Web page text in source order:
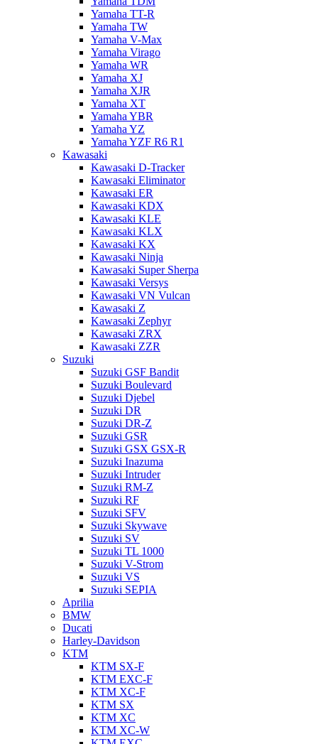
Yamaha TT-R
Yamaha TW
Yamaha V-Max
Yamaha Virago
Yamaha WR
Yamaha XJ
Yamaha XJR
Yamaha XT
Yamaha YBR
Yamaha YZ
Yamaha YZF R6 R1
Kawasaki
Kawasaki D-Tracker
Kawasaki Eliminator
Kawasaki ER
Kawasaki KDX
Kawasaki KLE
Kawasaki KLX
Kawasaki KX
Kawasaki Ninja
Kawasaki Super Sherpa
Kawasaki Versys
Kawasaki VN Vulcan
Kawasaki Z
Kawasaki Zephyr
Kawasaki ZRX
Kawasaki ZZR
Suzuki
Suzuki GSF Bandit
Suzuki Boulevard
Suzuki Djebel
Suzuki DR
Suzuki DR-Z
Suzuki GSR
Suzuki GSX GSX-R
Suzuki Inazuma
Suzuki Intruder
Suzuki RM-Z
Suzuki RF
Suzuki SFV
Suzuki Skywave
Suzuki SV
Suzuki TL 1000
Suzuki V-Strom
Suzuki VS
Suzuki SEPIA
Aprilia
BMW
Ducati
Harley-Davidson
KTM
KTM SX-F
KTM EXC-F
KTM XC-F
KTM SX
KTM XC
KTM XC-W